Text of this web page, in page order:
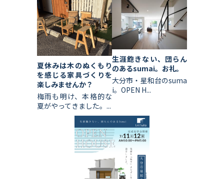
夏休みは木のぬくもり
を感じる家具づくりを
楽しみませんか？
梅雨も明け、本格的な
夏がやってきました。...
生涯飽きない、団らん
のあるsumai。お礼。
大分市・星和台のsuma
i。OPEN H...